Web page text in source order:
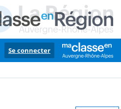
Se connecter